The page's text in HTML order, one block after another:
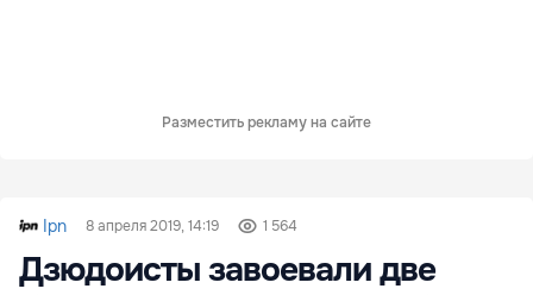
Разместить рекламу на сайте
Ipn 8 апреля 2019, 14:19 1 564
Дзюдоисты завоевали две